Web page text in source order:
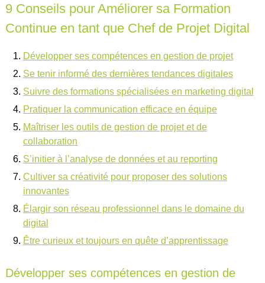
9 Conseils pour Améliorer sa Formation
Continue en tant que Chef de Projet Digital
Développer ses compétences en gestion de projet
Se tenir informé des dernières tendances digitales
Suivre des formations spécialisées en marketing digital
Pratiquer la communication efficace en équipe
Maîtriser les outils de gestion de projet et de
collaboration
S’initier à l’analyse de données et au reporting
Cultiver sa créativité pour proposer des solutions
innovantes
Élargir son réseau professionnel dans le domaine du
digital
Être curieux et toujours en quête d’apprentissage
Développer ses compétences en gestion de